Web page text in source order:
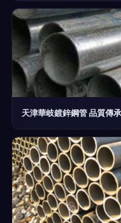
天津華岐鍍鋅鋼管 品質傳